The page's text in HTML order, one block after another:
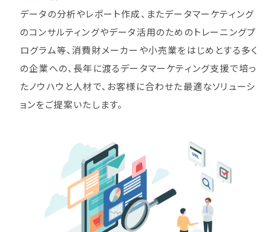
データの分析やレポート作成、またデータマーケティング
のコンサルティングやデータ活用のためのトレーニングプ
ログラム等、消費財メーカーや小売業をはじめとする多く
の企業への、長年に渡るデータマーケティング支援で培っ
たノウハウと人材で、お客様に合わせた最適なソリューシ
ョンをご提案いたします。